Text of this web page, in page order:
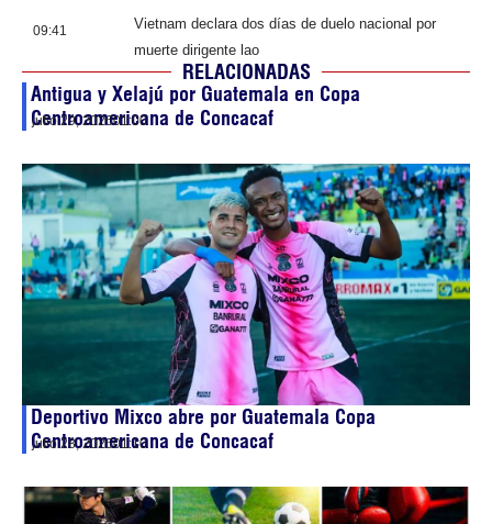
09:41
Vietnam declara dos días de duelo nacional por
muerte dirigente lao
RELACIONADAS
Antigua y Xelajú por Guatemala en Copa
Centroamericana de Concacaf
julio 29, 202601:00
Deportivo Mixco abre por Guatemala Copa
Centroamericana de Concacaf
julio 28, 202601:10